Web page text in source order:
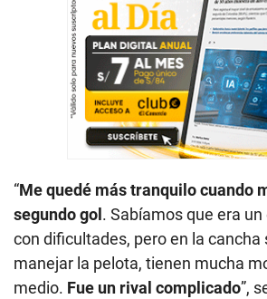
“Me quedé más tranquilo cuando
segundo gol . Sabíamos que era
con dificultades, pero en la cancha
manejar la pelota, tienen mucha
medio. Fue un rival complicado”,